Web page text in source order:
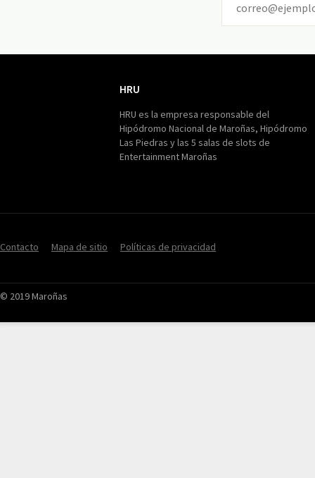
HRU
HRU es la empresa responsable del
Hipódromo Nacional de Maroñas, Hipódromo
Las Piedras y las 5 salas de slots de
Entertainment Maroñas
Contacto Mapa de sitio Políticas de privacidad
© 2019 Maroñas